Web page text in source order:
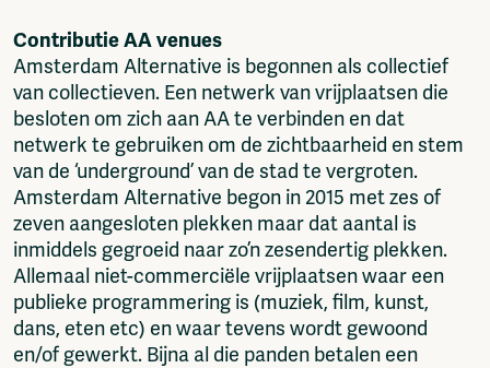
Contributie AA venues
Amsterdam Alternative is begonnen als collectief
van collectieven. Een netwerk van vrijplaatsen die
besloten om zich aan AA te verbinden en dat
netwerk te gebruiken om de zichtbaarheid en stem
van de ‘underground’ van de stad te vergroten.
Amsterdam Alternative begon in 2015 met zes of
zeven aangesloten plekken maar dat aantal is
inmiddels gegroeid naar zo’n zesendertig plekken.
Allemaal niet-commerciële vrijplaatsen waar een
publieke programmering is (muziek, film, kunst,
dans, eten etc) en waar tevens wordt gewoond
en/of gewerkt. Bijna al die panden betalen een